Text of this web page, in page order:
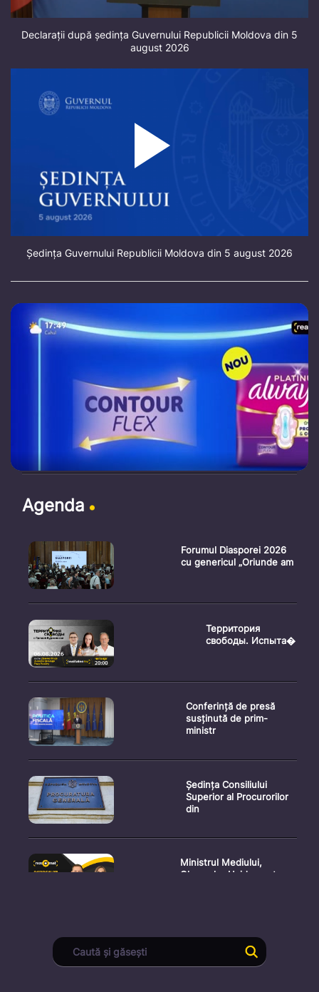
Declarații după ședința Guvernului Republicii Moldova din 5
august 2026
Ședința Guvernului Republicii Moldova din 5 august 2026
Agenda
Forumul Diasporei 2026
cu genericul „Oriunde am
Территория
свободы. Испыта�
Conferință de presă
susținută de prim-
ministr
Ședința Consiliului
Superior al Procurorilor
din
Ministrul Mediului,
Gheorghe Hajder, este
Consultări publice privind
proiectul de lege pent